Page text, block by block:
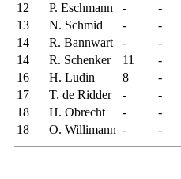
12
P. Eschmann - -
13
N. Schmid - -
14
R. Bannwart - -
14
R. Schenker 11 -
16
H. Ludin 8 -
17
T. de Ridder - -
18
H. Obrecht - -
18
O. Willimann - -